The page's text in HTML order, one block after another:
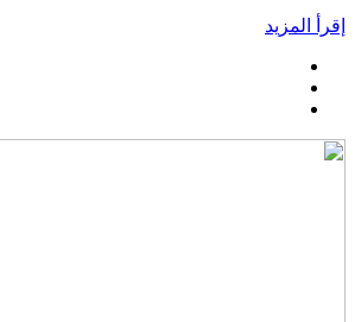
إقرأ المزيد